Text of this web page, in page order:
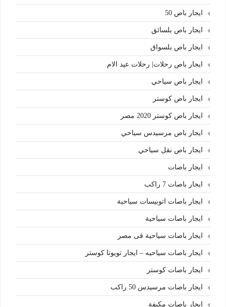
ايجار باص 50
ايجار باص بلسائق
ايجار باص بلسواق
ايجار باص رحلات| رحلات عيد الام
ايجار باص سياحي
ايجار باص كوستر
ايجار باص كوستر 2020 مصر
ايجار باص مرسيدس سياحي
ايجار باص نقل سياحي
ايجار باصات
ايجار باصات 7 راكب
ايجار باصات اتوبيسات سياحية
ايجار باصات سياحية
ايجار باصات سياحية فى مصر
ايجار باصات سياحيه – ايجار تويوتا كوستر
ايجار باصات كوستر
ايجار باصات مرسيدس 50 راكب
ايجار باصات مكيفة